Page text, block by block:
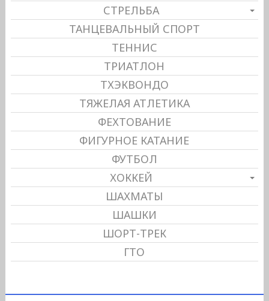
СТРЕЛЬБА
ТАНЦЕВАЛЬНЫЙ СПОРТ
ТЕННИС
ТРИАТЛОН
ТХЭКВОНДО
ТЯЖЕЛАЯ АТЛЕТИКА
ФЕХТОВАНИЕ
ФИГУРНОЕ КАТАНИЕ
ФУТБОЛ
ХОККЕЙ
ШАХМАТЫ
ШАШКИ
ШОРТ-ТРЕК
ГТО